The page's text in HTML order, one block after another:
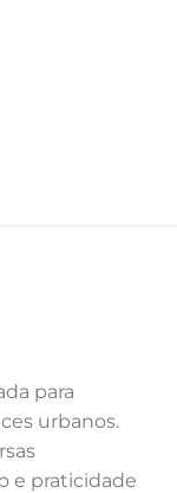
para
urbanos.
e praticidade